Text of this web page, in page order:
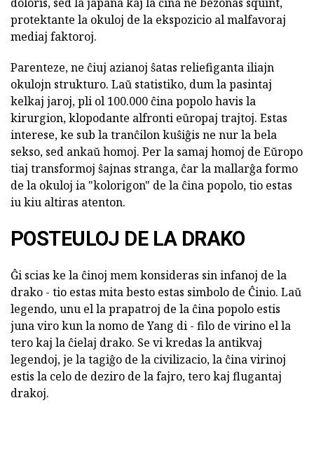
protektante la okuloj de la ekspozicio al malfavoraj
mediaj faktoroj.
Parenteze, ne ĉiuj azianoj ŝatas reliefiganta iliajn
okulojn strukturo. Laŭ statistiko, dum la pasintaj
kelkaj jaroj, pli ol 100.000 ĉina popolo havis la
kirurgion, klopodante alfronti eŭropaj trajtoj. Estas
interese, ke sub la tranĉilon kuŝiĝis ne nur la bela
sekso, sed ankaŭ homoj. Per la samaj homoj de Eŭropo
tiaj transformoj ŝajnas stranga, ĉar la mallarĝa formo
de la okuloj ia "kolorigon" de la ĉina popolo, tio estas
iu kiu altiras atenton.
POSTEULOJ DE LA DRAKO
Ĝi scias ke la ĉinoj mem konsideras sin infanoj de la
drako - tio estas mita besto estas simbolo de Ĉinio. Laŭ
legendo, unu el la prapatroj de la ĉina popolo estis
juna viro kun la nomo de Yang di - filo de virino el la
tero kaj la ĉielaj drako. Se vi kredas la antikvaj
legendoj, je la tagiĝo de la civilizacio, la ĉina virinoj
estis la celo de deziro de la fajro, tero kaj flugantaj
drakoj.